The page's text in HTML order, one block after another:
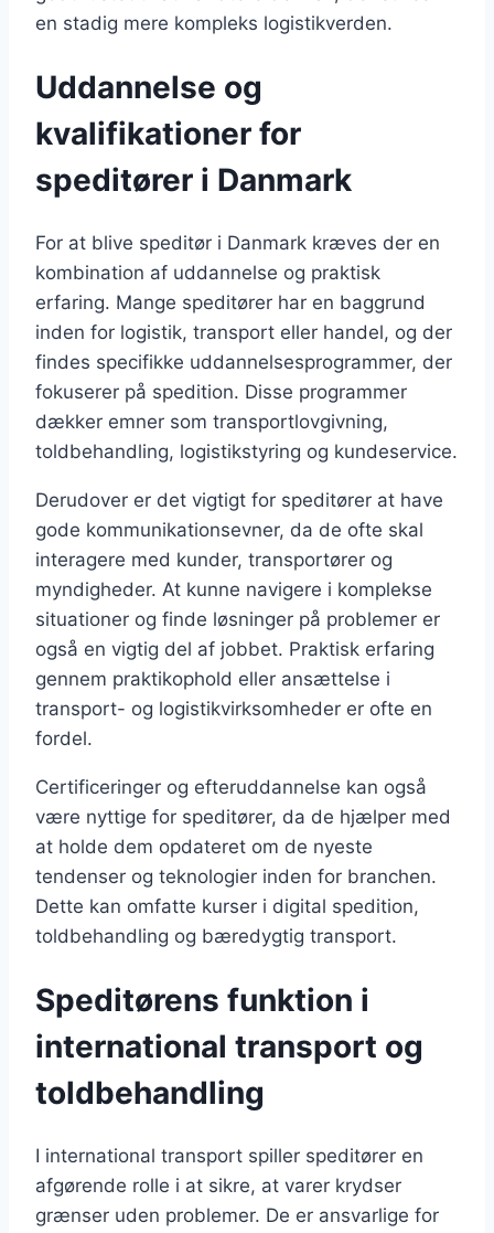
en stadig mere kompleks logistikverden.
Uddannelse og
kvalifikationer for
speditører i Danmark
For at blive speditør i Danmark kræves der en
kombination af uddannelse og praktisk
erfaring. Mange speditører har en baggrund
inden for logistik, transport eller handel, og der
findes specifikke uddannelsesprogrammer, der
fokuserer på spedition. Disse programmer
dækker emner som transportlovgivning,
toldbehandling, logistikstyring og kundeservice.
Derudover er det vigtigt for speditører at have
gode kommunikationsevner, da de ofte skal
interagere med kunder, transportører og
myndigheder. At kunne navigere i komplekse
situationer og finde løsninger på problemer er
også en vigtig del af jobbet. Praktisk erfaring
gennem praktikophold eller ansættelse i
transport- og logistikvirksomheder er ofte en
fordel.
Certificeringer og efteruddannelse kan også
være nyttige for speditører, da de hjælper med
at holde dem opdateret om de nyeste
tendenser og teknologier inden for branchen.
Dette kan omfatte kurser i digital spedition,
toldbehandling og bæredygtig transport.
Speditørens funktion i
international transport og
toldbehandling
I international transport spiller speditører en
afgørende rolle i at sikre, at varer krydser
grænser uden problemer. De er ansvarlige for